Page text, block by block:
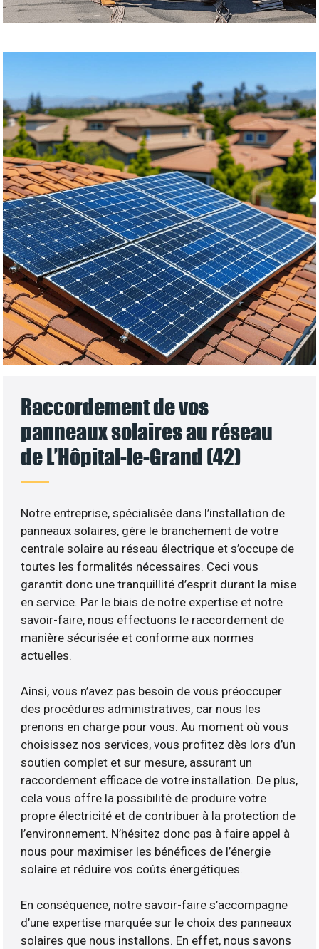
Raccordement de vos
panneaux solaires au réseau
de L’Hôpital-le-Grand (42)
Notre entreprise, spécialisée dans l’installation de
panneaux solaires, gère le branchement de votre
centrale solaire au réseau électrique et s’occupe de
toutes les formalités nécessaires. Ceci vous
garantit donc une tranquillité d’esprit durant la mise
en service. Par le biais de notre expertise et notre
savoir-faire, nous effectuons le raccordement de
manière sécurisée et conforme aux normes
actuelles.
Ainsi, vous n’avez pas besoin de vous préoccuper
des procédures administratives, car nous les
prenons en charge pour vous. Au moment où vous
choisissez nos services, vous profitez dès lors d’un
soutien complet et sur mesure, assurant un
raccordement efficace de votre installation. De plus,
cela vous offre la possibilité de produire votre
propre électricité et de contribuer à la protection de
l’environnement. N’hésitez donc pas à faire appel à
nous pour maximiser les bénéfices de l’énergie
solaire et réduire vos coûts énergétiques.
En conséquence, notre savoir-faire s’accompagne
d’une expertise marquée sur le choix des panneaux
solaires que nous installons. En effet, nous savons